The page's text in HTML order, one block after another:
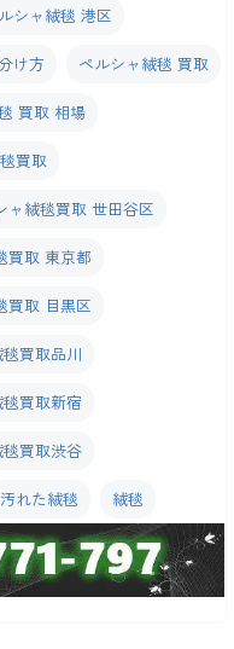
シャ絨毯 港区
け方 ペルシャ絨毯 買取
買取 相場
買取
ャ絨毯買取 世田谷区
買取 東京都
買取 目黒区
買取品川
買取新宿
買取渋谷
汚れた絨毯 絨毯